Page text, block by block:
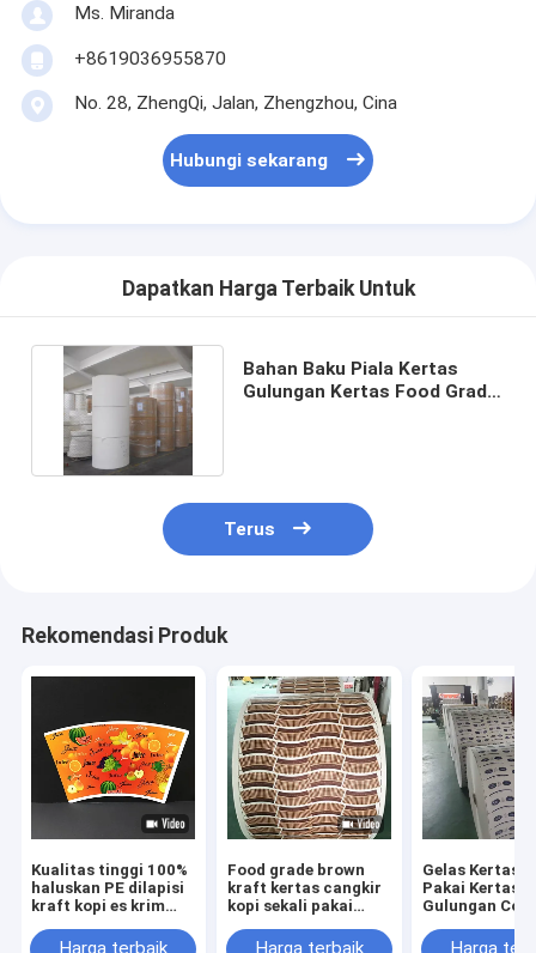
Ms. Miranda
+8619036955870
No. 28, ZhengQi, Jalan, Zhengzhou, Cina
Hubungi sekarang
Dapatkan Harga Terbaik Untuk
Bahan Baku Piala Kertas
Gulungan Kertas Food Grade
Terus
Rekomendasi Produk
Kualitas tinggi 100%
haluskan PE dilapisi
kraft kopi es krim
baku gulungan grosir
Food grade brown
kraft kertas cangkir
kopi sekali pakai
cangkir kertas bahan
Gelas Kertas
Pakai Kertas
Gulungan
Ramah